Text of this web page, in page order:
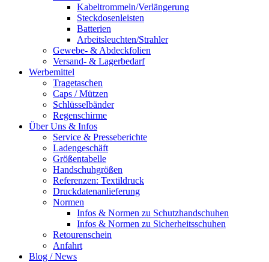
Kabeltrommeln/Verlängerung
Steckdosenleisten
Batterien
Arbeitsleuchten/Strahler
Gewebe- & Abdeckfolien
Versand- & Lagerbedarf
Werbemittel
Tragetaschen
Caps / Mützen
Schlüsselbänder
Regenschirme
Über Uns & Infos
Service & Presseberichte
Ladengeschäft
Größentabelle
Handschuhgrößen
Referenzen: Textildruck
Druckdatenanlieferung
Normen
Infos & Normen zu Schutzhandschuhen
Infos & Normen zu Sicherheitsschuhen
Retourenschein
Anfahrt
Blog / News